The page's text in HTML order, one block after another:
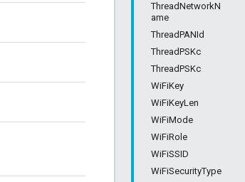
ThreadNetworkN
ame
ThreadPANId
ThreadPSKc
ThreadPSKc
WiFiKey
WiFiKeyLen
WiFiMode
WiFiRole
WiFiSSID
WiFiSecurityType